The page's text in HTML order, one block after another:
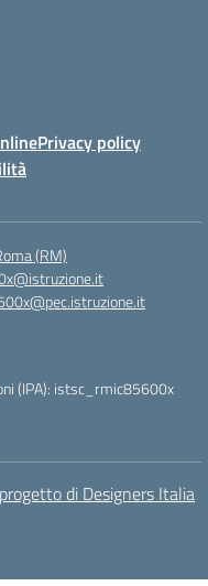
Privacy policy
(RM)
(IPA): istsc_rmic85600x
di Designers Italia